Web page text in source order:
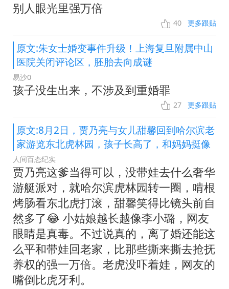
别人眼光里强万倍
40 更多跟贴
原文:朱女士婚变事件升级！上海复旦附属中山
医院关闭评论区，胚胎去向成谜
易沙0
孩子没生出来，不涉及到重婚罪
27 更多跟贴
原文:8月2日，贾乃亮与女儿甜馨回到哈尔滨老
家游览东北虎林园，孩子长高了，和妈妈挺像
人间百态纪实
贾乃亮这爹当得可以，没带娃去什么奢华
游艇派对，就哈尔滨虎林园转一圈，啃根
烤肠看东北虎打滚，甜馨笑得比镜头前自
然多了😂 小姑娘越长越像李小璐，网友
眼睛是真毒。不过说真的，离了婚还能这
么平和带娃回老家，比那些撕来撕去抢抚
养权的强一万倍。老虎没吓着娃，网友的
嘴倒比虎牙利。